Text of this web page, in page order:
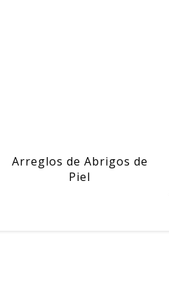
Arreglos de Abrigos de
Piel